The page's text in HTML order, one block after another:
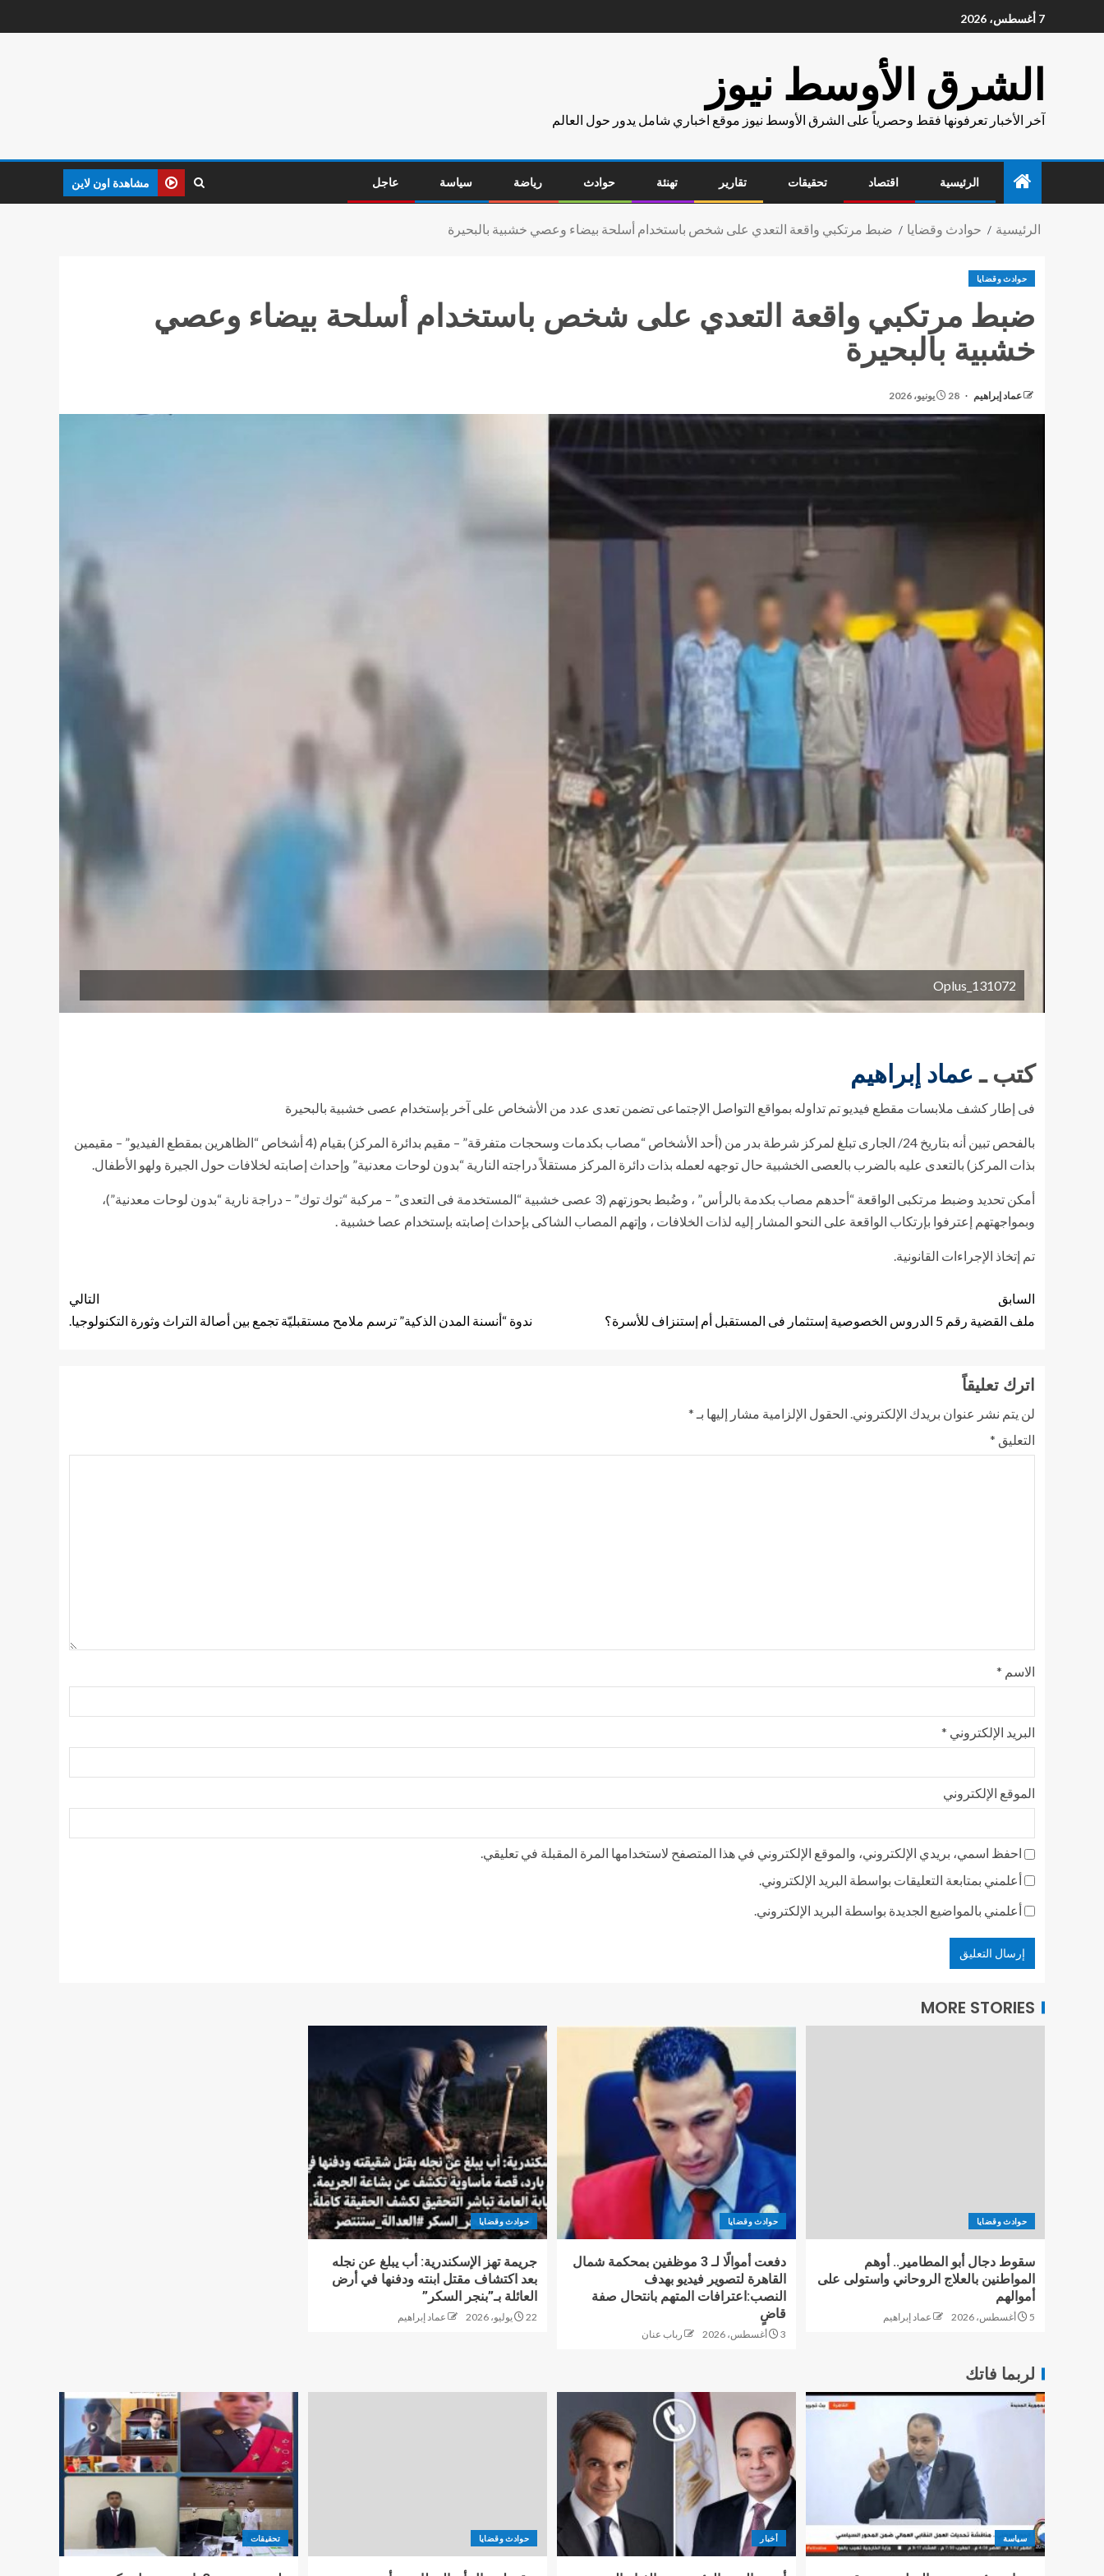
7 أغسطس، 2026
الشرق الأوسط نيوز
آخر الأخبار تعرفونها فقط وحصرياً على الشرق الأوسط نيوز موقع اخباري شامل يدور حول العالم
الرئيسية اقتصاد تحقيقات تقارير تهنئة حوادث رياضة سياسة عاجل مشاهدة اون لاين
الرئيسية حوادث وقضايا ضبط مرتكبي واقعة التعدي على شخص باستخدام أسلحة بيضاء وعصي خشبية بالبحيرة
حوادث وقضايا
ضبط مرتكبي واقعة التعدي على شخص باستخدام أسلحة بيضاء وعصي
خشبية بالبحيرة
عماد إبراهيم 28 يونيو، 2026
Oplus_131072
كتب ـعماد إبراهيم
فى إطار كشف ملابسات مقطع فيديو تم تداوله بمواقع التواصل الإجتماعى تضمن تعدى عدد من الأشخاص على آخر بإستخدام عصى خشبية بالبحيرة
بالفحص تبين أنه بتاريخ 24/ الجارى تبلغ لمركز شرطة بدر من (أحد الأشخاص “مصاب بكدمات وسحجات متفرقة” – مقيم بدائرة المركز) بقيام (4 أشخاص “الظاهرين بمقطع الفيديو” – مقيمين
بذات المركز) بالتعدى عليه بالضرب بالعصى الخشبية حال توجهه لعمله بذات دائرة المركز مستقلاً دراجته النارية “بدون لوحات معدنية” وإحداث إصابته لخلافات حول الجيرة ولهو الأطفال.
أمكن تحديد وضبط مرتكبى الواقعة “أحدهم مصاب بكدمة بالرأس” ، وضُبط بحوزتهم (3 عصى خشبية “المستخدمة فى التعدى” – مركبة “توك توك” – دراجة نارية “بدون لوحات معدنية”)،
وبمواجهتهم إعترفوا بإرتكاب الواقعة على النحو المشار إليه لذات الخلافات ، وإتهم المصاب الشاكى بإحداث إصابته بإستخدام عصا خشبية .
تم إتخاذ الإجراءات القانونية.
السابق
ملف القضية رقم 5 الدروس الخصوصية إستثمار فى المستقبل أم إستنزاف للأسرة؟
التالي
ندوة “أنسنة المدن الذكية” ترسم ملامح مستقبليّة تجمع بين أصالة التراث وثورة التكنولوجيا.
اترك تعليقاً
لن يتم نشر عنوان بريدك الإلكتروني. الحقول الإلزامية مشار إليها بـ *
التعليق *
الاسم *
البريد الإلكتروني *
الموقع الإلكتروني
احفظ اسمي، بريدي الإلكتروني، والموقع الإلكتروني في هذا المتصفح لاستخدامها المرة المقبلة في تعليقي.
أعلمني بمتابعة التعليقات بواسطة البريد الإلكتروني.
أعلمني بالمواضيع الجديدة بواسطة البريد الإلكتروني.
MORE STORIES
حوادث وقضايا
سقوط دجال أبو المطامير.. أوهم
المواطنين بالعلاج الروحاني واستولى على
أموالهم
5 أغسطس، 2026 عماد إبراهيم
حوادث وقضايا
دفعت أموالًا لـ 3 موظفين بمحكمة شمال
القاهرة لتصوير فيديو بهدف
النصب:اعترافات المتهم بانتحال صفة
قاضٍ
3 أغسطس، 2026 رباب عنان
حوادث وقضايا
جريمة تهز الإسكندرية: أب يبلغ عن نجله
بعد اكتشاف مقتل ابنته ودفنها في أرض
العائلة بـ”بنجر السكر”
22 يوليو، 2026 عماد إبراهيم
لربما فاتك
سياسة أخبار حوادث وقضايا تحقيقات